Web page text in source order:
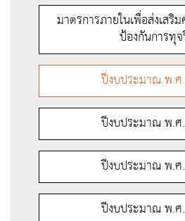
มาตรการภายในเพื่อส่งเสริ
ป้องกันการทุ
ปีงบประมาณ พ.ศ
ปีงบประมาณ พ.ศ
ปีงบประมาณ พ.ศ
ปีงบประมาณ พ.ศ